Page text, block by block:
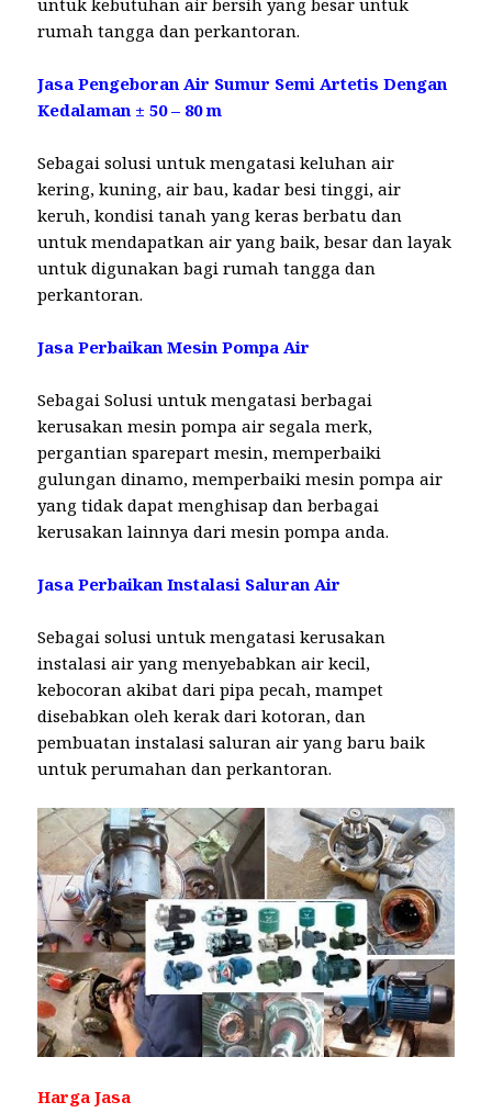
rumah tangga dan perkantoran.
Jasa Pengeboran Air Sumur Semi Artetis Dengan
Kedalaman ± 50 – 80 m
Sebagai solusi untuk mengatasi keluhan air
kering, kuning, air bau, kadar besi tinggi, air
keruh, kondisi tanah yang keras berbatu dan
untuk mendapatkan air yang baik, besar dan layak
untuk digunakan bagi rumah tangga dan
perkantoran.
Jasa Perbaikan Mesin Pompa Air
Sebagai Solusi untuk mengatasi berbagai
kerusakan mesin pompa air segala merk,
pergantian sparepart mesin, memperbaiki
gulungan dinamo, memperbaiki mesin pompa air
yang tidak dapat menghisap dan berbagai
kerusakan lainnya dari mesin pompa anda.
Jasa Perbaikan Instalasi Saluran Air
Sebagai solusi untuk mengatasi kerusakan
instalasi air yang menyebabkan air kecil,
kebocoran akibat dari pipa pecah, mampet
disebabkan oleh kerak dari kotoran, dan
pembuatan instalasi saluran air yang baru baik
untuk perumahan dan perkantoran.
Harga Jasa